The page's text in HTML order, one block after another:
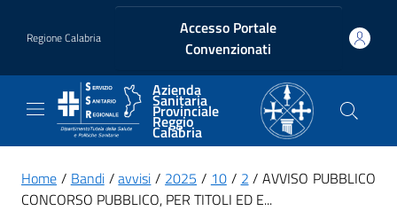
Regione Calabria
Accesso Portale
Convenzionati
Azienda
Sanitaria
Provinciale
Reggio
Calabria
Home / Bandi/avvisi / 2025 / 10/ 2 / AVVISO PUBBLICO
CONCORSO PUBBLICO, PER TITOLI ED E...